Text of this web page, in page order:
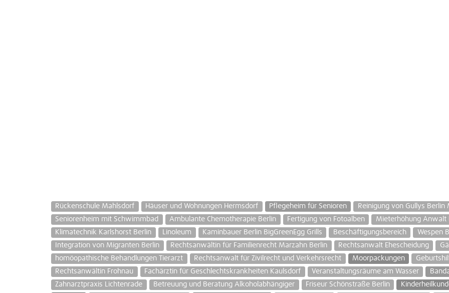
Rückenschule Mahlsdorf Häuser und Wohnungen Hermsdorf Pflegeheim für Senioren Reinigung von Gullys Berlin
Seniorenheim mit Schwimmbad
Ambulante Chemotherapie Berlin Fertigung von Fotoalben Mieterhöhung Anwalt
Klimatechnik Karlshorst Berlin
Linoleum Kaminbauer Berlin BigGreenEgg Grills Beschäftigungsbereich Wespen
Integration von Migranten Berlin
Rechtsanwältin für Familienrecht Marzahn Berlin Rechtsanwalt Ehescheidung
homöopathische Behandlungen Tierarzt
Rechtsanwalt für Zivilrecht und Verkehrsrecht Moorpackungen
Rechtsanwältin Frohnau
Fachärztin für Geschlechtskrankheiten Kaulsdorf Veranstaltungsräume am Wasser
Zahnarztpraxis Lichtenrade
Betreuung und Beratung Alkoholabhängiger Friseur Schönstraße Berlin